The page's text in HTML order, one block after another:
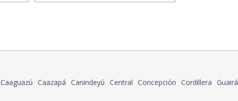
Caaguazú Caazapá Canindeyú Central Concepción Cordillera Guairá